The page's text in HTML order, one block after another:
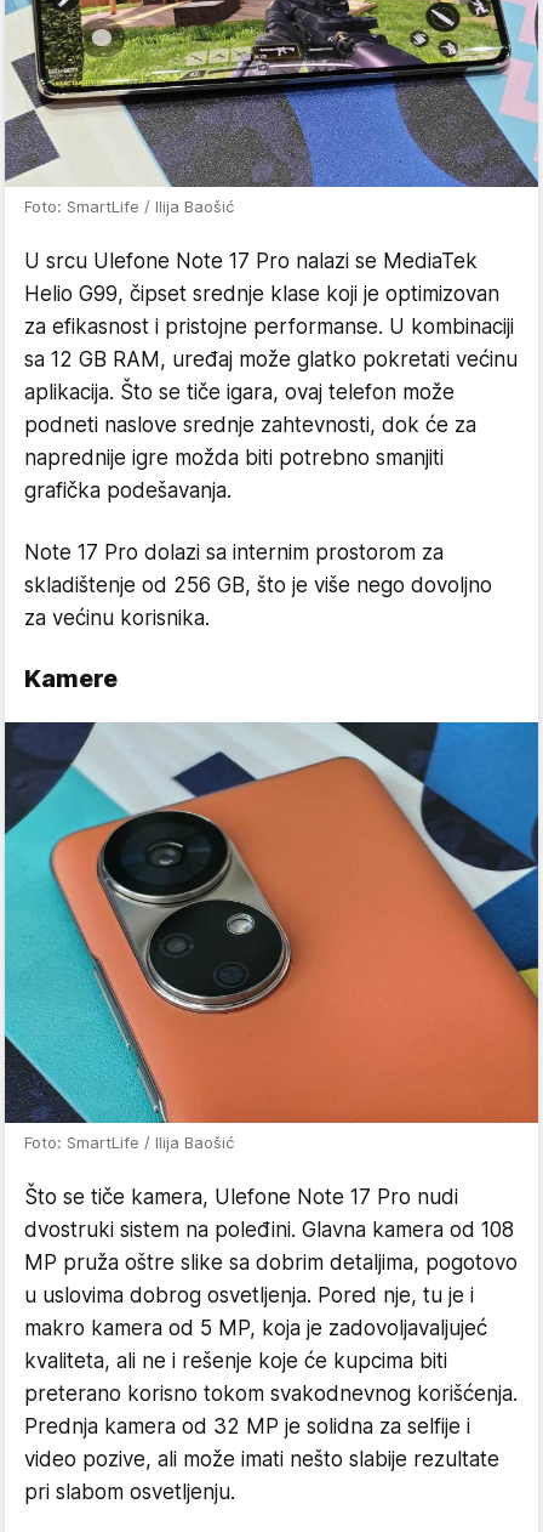
Foto: SmartLife / Ilija Baošić
U srcu Ulefone Note 17 Pro nalazi se MediaTek
Helio G99, čipset srednje klase koji je optimizovan
za efikasnost i pristojne performanse. U kombinaciji
sa 12 GB RAM, uređaj može glatko pokretati većinu
aplikacija. Što se tiče igara, ovaj telefon može
podneti naslove srednje zahtevnosti, dok će za
naprednije igre možda biti potrebno smanjiti
grafička podešavanja.
Note 17 Pro dolazi sa internim prostorom za
skladištenje od 256 GB, što je više nego dovoljno
za većinu korisnika.
Kamere
Foto: SmartLife / Ilija Baošić
Što se tiče kamera, Ulefone Note 17 Pro nudi
dvostruki sistem na poleđini. Glavna kamera od 108
MP pruža oštre slike sa dobrim detaljima, pogotovo
u uslovima dobrog osvetljenja. Pored nje, tu je i
makro kamera od 5 MP, koja je zadovoljavaljujeć
kvaliteta, ali ne i rešenje koje će kupcima biti
preterano korisno tokom svakodnevnog korišćenja.
Prednja kamera od 32 MP je solidna za selfije i
video pozive, ali može imati nešto slabije rezultate
pri slabom osvetljenju.